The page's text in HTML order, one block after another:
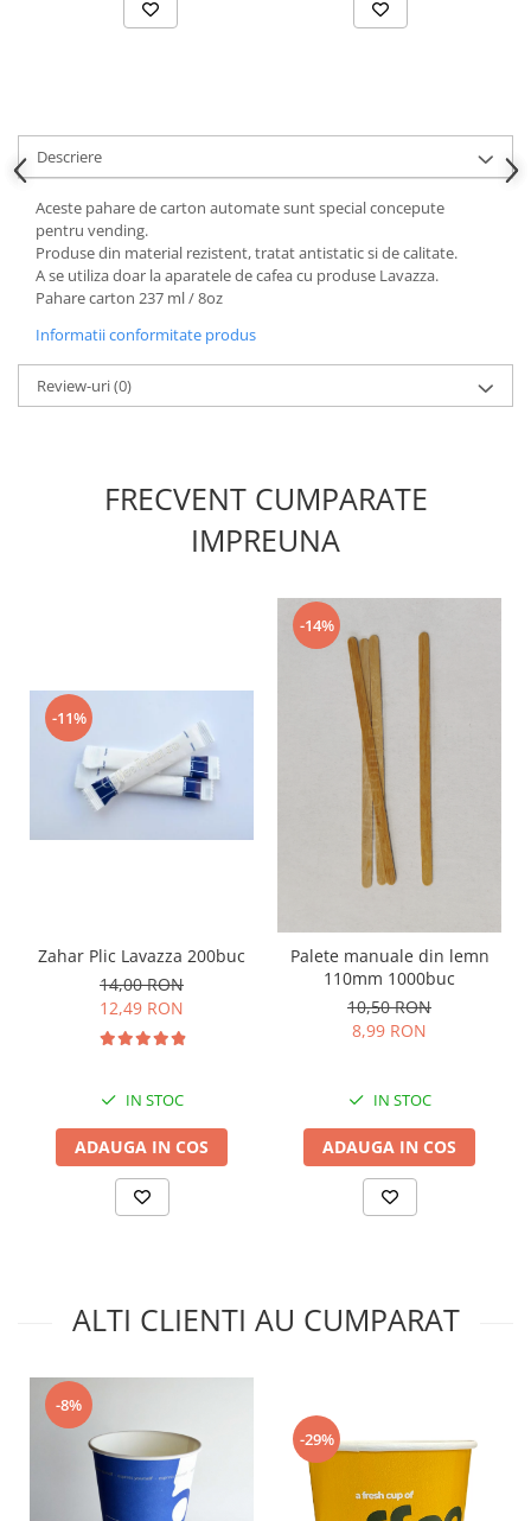
Descriere
Aceste pahare de carton automate sunt special concepute
pentru vending.
Produse din material rezistent, tratat antistatic si de calitate.
A se utiliza doar la aparatele de cafea cu produse Lavazza.
Pahare carton 237 ml / 8oz
Informatii conformitate produs
Review-uri(0)
FRECVENT CUMPARATE
IMPREUNA
-11%
Zahar Plic Lavazza 200buc
14,00 RON
12,49 RON
IN STOC
ADAUGA IN COS
-14%
Palete manuale din lemn
110mm 1000buc
10,50 RON
8,99 RON
IN STOC
ADAUGA IN COS
ALTI CLIENTI AU CUMPARAT
-8%
-29%